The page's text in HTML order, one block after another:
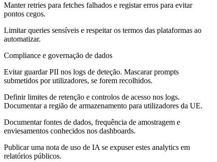
Manter retries para fetches falhados e registar erros para evitar
pontos cegos.
Limitar queries sensíveis e respeitar os termos das plataformas ao
automatizar.
Compliance e governação de dados
Evitar guardar PII nos logs de deteção. Mascarar prompts
submetidos por utilizadores, se forem recolhidos.
Definir limites de retenção e controlos de acesso nos logs.
Documentar a região de armazenamento para utilizadores da UE.
Documentar fontes de dados, frequência de amostragem e
enviesamentos conhecidos nos dashboards.
Publicar uma nota de uso de IA se expuser estes analytics em
relatórios públicos.